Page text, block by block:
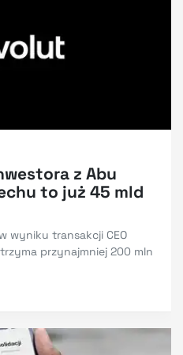
z Abu
to już 45 mld
wyniku transakcji CEO
przynajmniej 200 mln